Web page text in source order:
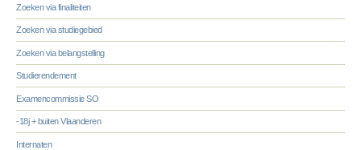
Zoeken via finaliteiten
Zoeken via studiegebied
Zoeken via belangstelling
Studierendement
Examencommissie SO
-18j + buiten Vlaanderen
Internaten